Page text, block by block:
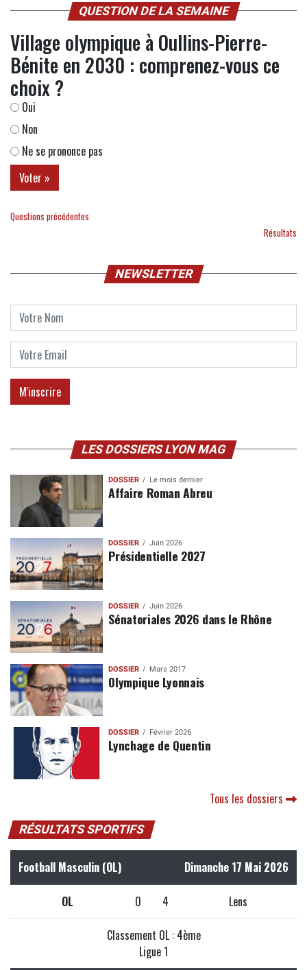
QUESTION DE LA SEMAINE
Village olympique à Oullins-Pierre-
Bénite en 2030 : comprenez-vous ce
choix ?
Oui
Non
Ne se prononce pas
Questions précédentes
Résultats
NEWSLETTER
LES DOSSIERS LYON MAG
DOSSIER Le mois dernier
Affaire Roman Abreu
DOSSIER Juin 2026
Présidentielle 2027
DOSSIER Juin 2026
Sénatoriales 2026 dans le Rhône
DOSSIER Mars 2017
Olympique Lyonnais
DOSSIER Février 2026
Lynchage de Quentin
Tous les dossiers
RÉSULTATS SPORTIFS
Football Masculin (OL) Dimanche 17 Mai 2026
OL 0 4 Lens
Classement OL : 4ème
Ligue 1